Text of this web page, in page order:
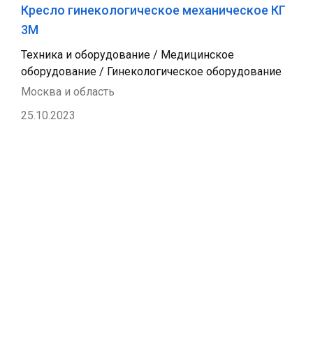
Кресло гинекологическое механическое КГ
3М
Техника и оборудование / Медицинское
оборудование / Гинекологическое оборудование
Москва и область
25.10.2023